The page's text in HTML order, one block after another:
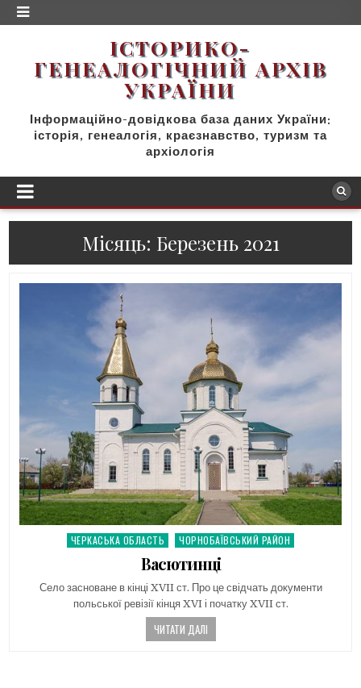
ІСТОРИКО-
ГЕНЕАЛОГІЧНИЙ AРХІВ
УКРАЇНИ
Інформаційно-довідкова база даних України:
історія, генеалогія, краєзнавство, туризм та
архіологія
Місяць: Березень 2021
Posted
ЧЕРКАСЬКА ОБЛАСТЬ ЧОРНОБАЇВСЬКИЙ РАЙОН
Васютинці
Село засноване в кінці XVII ст. Про це свідчать документи
польської ревізії кінця XVI і початку XVII ст.
ЧИТАТИ ДАЛІ